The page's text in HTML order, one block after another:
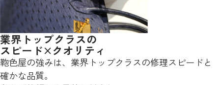
業界トップクラスの
スピード×クオリティ
鞄色屋の強みは、業界トップクラスの修理スピードと
確かな品質。